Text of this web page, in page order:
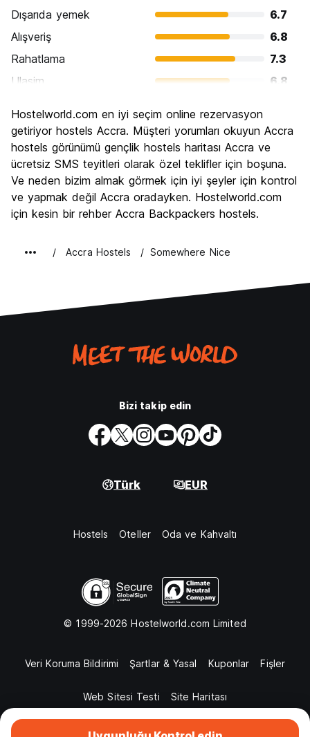
Dışarıda yemek
6.7
Alışveriş
6.8
Rahatlama
7.3
Ulasim
6.8
Kültür
7.6
Gece hayatı
Ekonomik
7.8
Hostelworld.com en iyi seçim online rezervasyon
getiriyor hostels Accra. Müşteri yorumları okuyun Accra
hostels görünümü gençlik hostels haritası Accra ve
ücretsiz SMS teyitleri olarak özel teklifler için boşuna.
Ve neden bizim almak görmek için iyi şeyler için kontrol
ve yapmak değil Accra oradayken. Hostelworld.com
için kesin bir rehber Accra Backpackers hostels.
Accra Hostels Somewhere Nice
Bizi takip edin
Türk EUR
Hostels Oteller Oda ve Kahvaltı
© 1999-2026 Hostelworld.com Limited
Veri Koruma Bildirimi Şartlar & Yasal Kuponlar Fişler
Web Sitesi Testi Site Haritası